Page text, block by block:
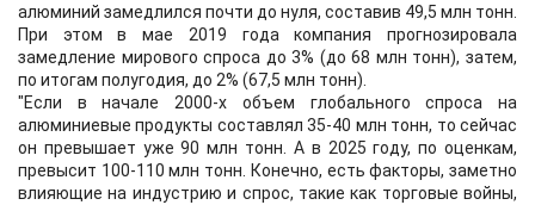
алюминий замедлился почти до нуля, составив 49,5 млн тонн.
При этом в мае 2019 года компания прогнозировала
замедление мирового спроса до 3% (до 68 млн тонн), затем,
по итогам полугодия, до 2% (67,5 млн тонн).
"Если в начале 2000-х объем глобального спроса на
алюминиевые продукты составлял 35-40 млн тонн, то сейчас
он превышает уже 90 млн тонн. А в 2025 году, по оценкам,
превысит 100-110 млн тонн. Конечно, есть факторы, заметно
влияющие на индустрию и спрос, такие как торговые войны,